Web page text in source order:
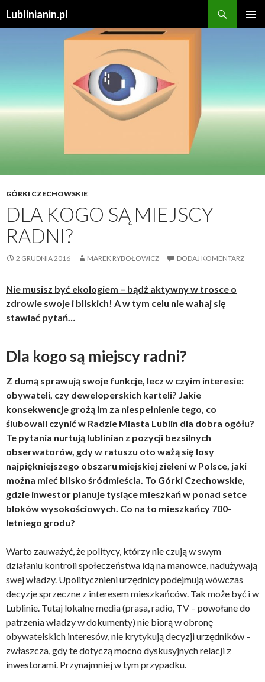
Lublinianin.pl
GÓRKI CZECHOWSKIE
DLA KOGO SĄ MIEJSCY
RADNI?
2 GRUDNIA 2016 MAREK RYBOŁOWICZ DODAJ KOMENTARZ
Nie musisz być ekologiem – bądź aktywny w trosce o
zdrowie swoje i bliskich! A w tym celu nie wahaj się
stawiać pytań…
Dla kogo są miejscy radni?
Z dumą sprawują swoje funkcje, lecz w czyim interesie:
obywateli, czy deweloperskich karteli? Jakie
konsekwencje grożą im za niespełnienie tego, co
ślubowali czynić w Radzie Miasta Lublin dla dobra ogółu?
Te pytania nurtują lublinian z pozycji bezsilnych
obserwatorów, gdy w ratuszu oto ważą się losy
najpiękniejszego obszaru miejskiej zieleni w Polsce, jaki
można mieć blisko śródmieścia. To Górki Czechowskie,
gdzie inwestor planuje tysiące mieszkań w ponad setce
bloków wysokościowych. Co na to mieszkańcy 700-
letniego grodu?
Warto zauważyć, że politycy, którzy nie czują w swym
działaniu kontroli społeczeństwa idą na manowce, nadużywają
swej władzy. Upolitycznieni urzędnicy podejmują wówczas
decyzje sprzeczne z interesem mieszkańców. Tak może być i w
Lublinie. Tutaj lokalne media (prasa, radio, TV – powołane do
patrzenia władzy w dokumenty) nie biorą w obronę
obywatelskich interesów, nie krytykują decyzji urzędników –
zwłaszcza, gdy te dotyczą mocno dyskusyjnych relacji z
inwestorami. Przynajmniej w tym przypadku.